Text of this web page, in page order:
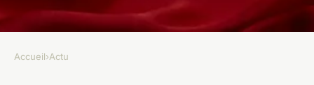
Accueil›Actu